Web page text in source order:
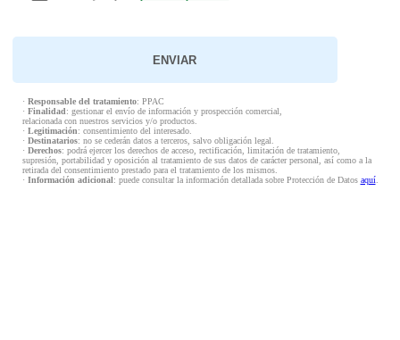
· Responsable del tratamiento: PPAC
· Finalidad: gestionar el envío de información y prospección comercial,
relacionada con nuestros servicios y/o productos.
· Legitimación: consentimiento del interesado.
· Destinatarios: no se cederán datos a terceros, salvo obligación legal.
· Derechos: podrá ejercer los derechos de acceso, rectificación, limitación de tratamiento,
supresión, portabilidad y oposición al tratamiento de sus datos de carácter personal, así como a la
retirada del consentimiento prestado para el tratamiento de los mismos.
· Información adicional: puede consultar la información detallada sobre Protección de Datos aquí.